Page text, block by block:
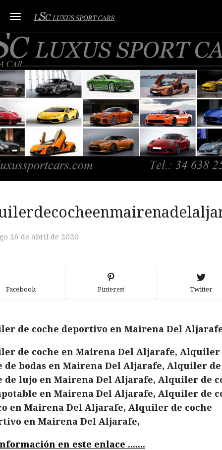
Toggle navigation
26 de abril de 2020
Facebook Pinterest Twitter
de coche deportivo en Mairena Del
de coche en Mairena Del Aljarafe, Alquiler
de bodas en Mairena Del Aljarafe, Alquiler de
de lujo en Mairena Del Aljarafe, Alquiler de
en Mairena Del Aljarafe, Alquiler de
en Mairena Del Aljarafe, Alquiler de coche
en Mairena Del Aljarafe,
en este enlace .......